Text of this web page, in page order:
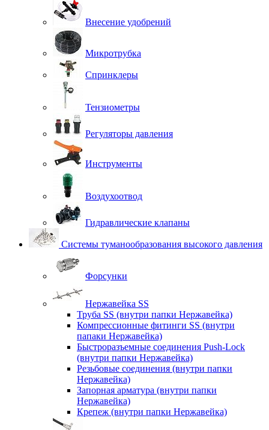
Внесение удобрений
Микротрубка
Спринклеры
Тензиометры
Регуляторы давления
Инструменты
Воздухоотвод
Гидравлические клапаны
Системы туманообразования высокого давления
Форсунки
Нержавейка SS
Труба SS (внутри папки Нержавейка)
Компрессионные фитинги SS (внутри
папаки Нержавейка)
Быстроразъемные соединения Push-Lock
(внутри папки Нержавейка)
Резьбовые соединения (внутри папки
Нержавейка)
Запорная арматура (внутри папки
Нержавейка)
Крепеж (внутри папки Нержавейка)